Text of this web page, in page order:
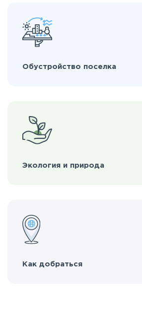
Обустройство поселка
Экология и природа
Как добраться